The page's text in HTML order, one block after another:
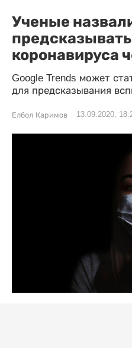
Ученые
коронавируса
Google Trends может
для предсказывания
Елбол Каримов 13.09.2020,